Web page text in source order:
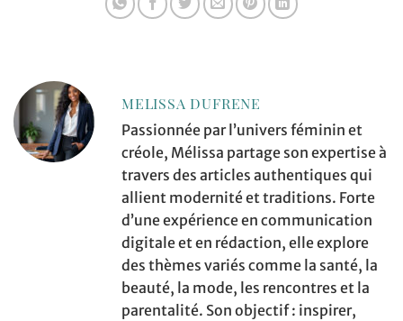
MELISSA DUFRENE
Passionnée par l’univers féminin et
créole, Mélissa partage son expertise à
travers des articles authentiques qui
allient modernité et traditions. Forte
d’une expérience en communication
digitale et en rédaction, elle explore
des thèmes variés comme la santé, la
beauté, la mode, les rencontres et la
parentalité. Son objectif : inspirer,